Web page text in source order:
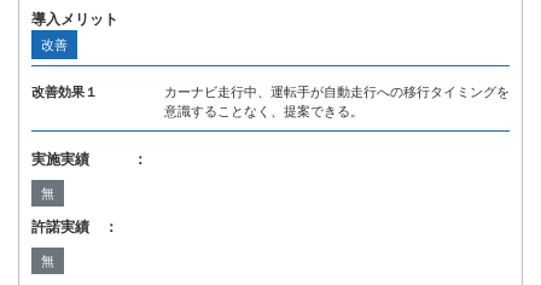
導入メリット
改善
改善効果１
カーナビ走行中、運転手が自動走行への移行タイミングを
意識することなく、提案できる。
実施実績 ：
無
許諾実績 ：
無